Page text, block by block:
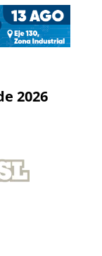
2026